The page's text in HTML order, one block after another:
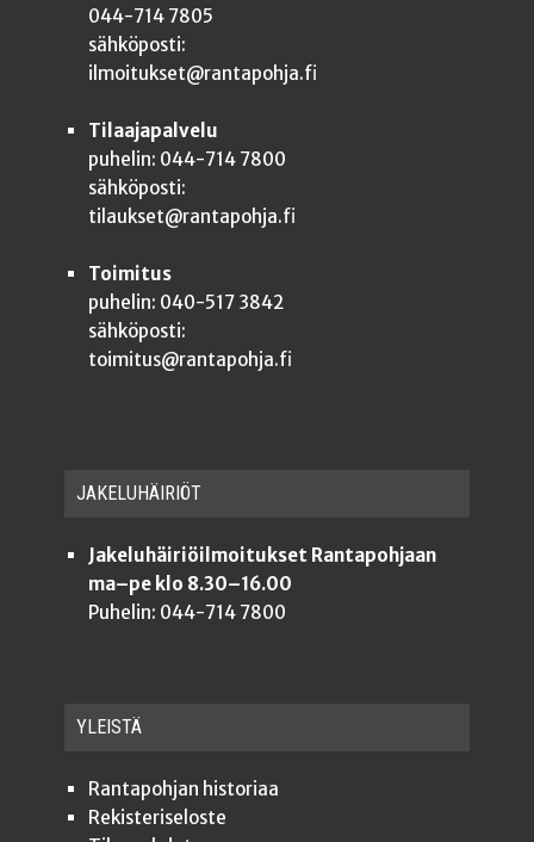
044-714 7805
sähköposti:
ilmoitukset@rantapohja.fi
Tilaajapalvelu
puhelin: 044-714 7800
sähköposti:
tilaukset@rantapohja.fi
Toimitus
puhelin: 040-517 3842
sähköposti:
toimitus@rantapohja.fi
JAKE­LU­HÄI­RIÖT
Jakeluhäiriöilmoitukset Rantapohjaan
ma–pe klo 8.30–16.00
Puhelin: 044-714 7800
YLEISTÄ
Ran­ta­poh­jan historiaa
Rekis­te­ri­se­los­te